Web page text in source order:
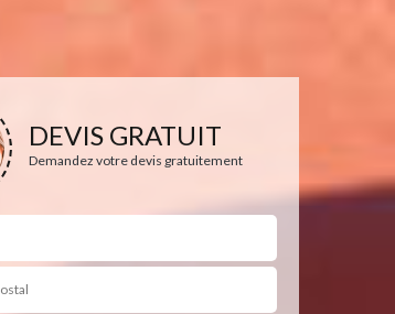
DEVIS GRATUIT
Demandez votre devis gratuitement